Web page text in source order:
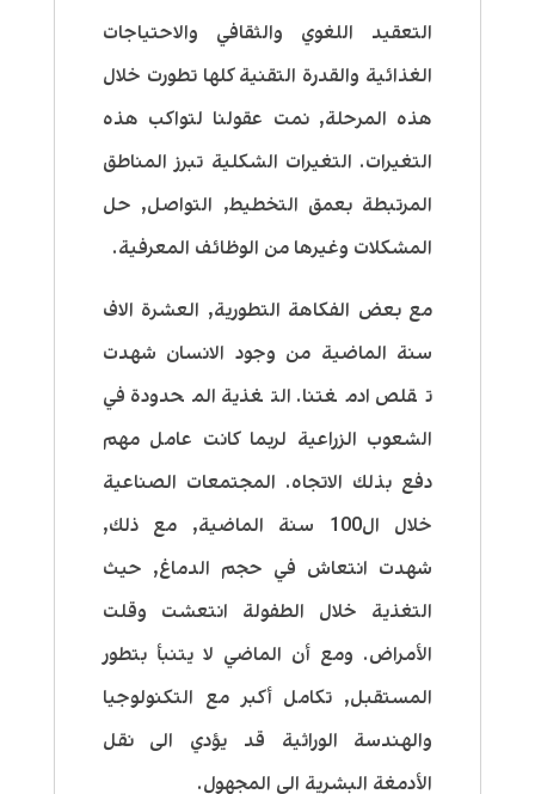
التعقيد اللغوي والثقافي والاحتياجات
الغذائية والقدرة التقنية كلها تطورت خلال
هذه المرحلة, نمت عقولنا لتواكب هذه
التغيرات. التغيرات الشكلية تبرز المناطق
المرتبطة بعمق التخطيط, التواصل, حل
المشكلات وغيرها من الوظائف المعرفية.
مع بعض الفكاهة التطورية, العشرة الاف
سنة الماضية من وجود الانسان شهدت
تقلص ادمغتنا. التغذية المحدودة في
الشعوب الزراعية لربما كانت عامل مهم
دفع بذلك الاتجاه. المجتمعات الصناعية
خلال ال100 سنة الماضية, مع ذلك,
شهدت انتعاش في حجم الدماغ, حيث
التغذية خلال الطفولة انتعشت وقلت
الأمراض. ومع أن الماضي لا يتنبأ بتطور
المستقبل, تكامل أكبر مع التكنولوجيا
والهندسة الوراثية قد يؤدي الى نقل
الأدمغة البشرية الى المجهول.